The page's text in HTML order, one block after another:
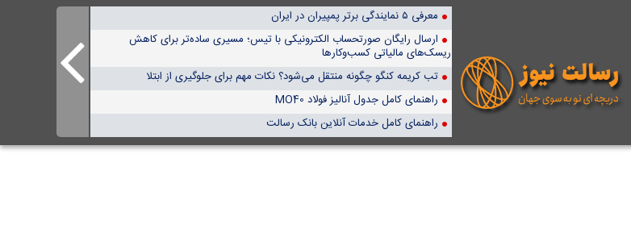
معرفی ۵ نمایندگی برتر پمپیران در ایران
ارسال رایگان صورتحساب الکترونیکی با تیس؛ مسیری ساده‌تر برای کاهش
ریسک‌های مالیاتی کسب‌وکارها
تب کریمه کنگو چگونه منتقل می‌شود؟ نکات مهم برای جلوگیری از ابتلا
راهنمای کامل جدول آنالیز فولاد MO40
راهنمای کامل خدمات آنلاین بانک رسالت